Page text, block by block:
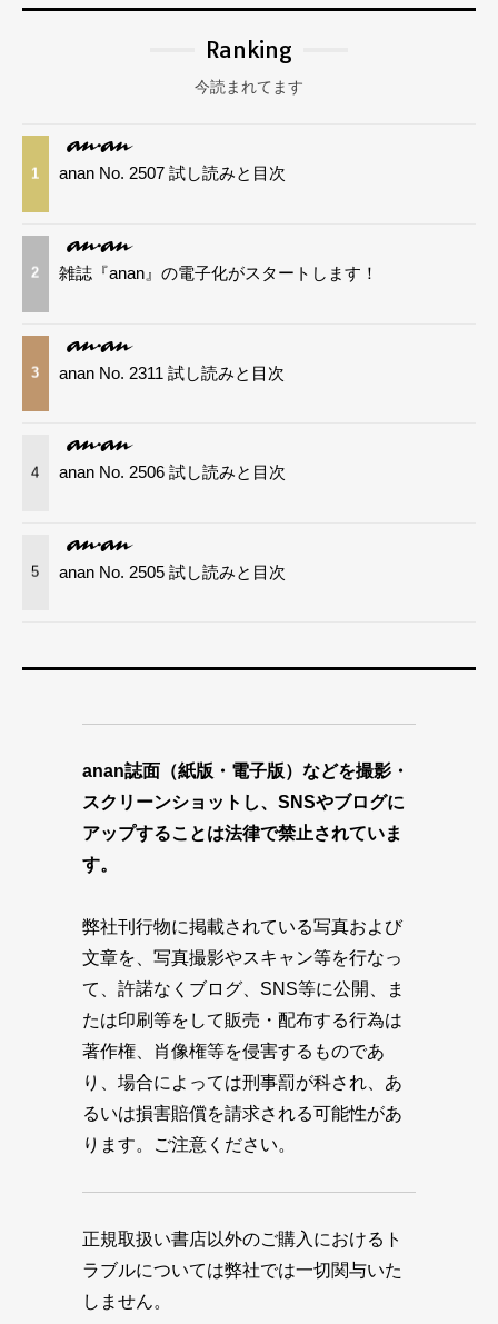
Ranking
今読まれてます
1 anan No. 2507 試し読みと目次
2 雑誌『anan』の電子化がスタートします！
3 anan No. 2311 試し読みと目次
4 anan No. 2506 試し読みと目次
5 anan No. 2505 試し読みと目次
anan誌面（紙版・電子版）などを撮影・
スクリーンショットし、SNSやブログに
アップすることは法律で禁止されていま
す。
弊社刊行物に掲載されている写真および
文章を、写真撮影やスキャン等を行なっ
て、許諾なくブログ、SNS等に公開、ま
たは印刷等をして販売・配布する行為は
著作権、肖像権等を侵害するものであ
り、場合によっては刑事罰が科され、あ
るいは損害賠償を請求される可能性があ
ります。ご注意ください。
正規取扱い書店以外のご購入におけるト
ラブルについては弊社では一切関与いた
しません。